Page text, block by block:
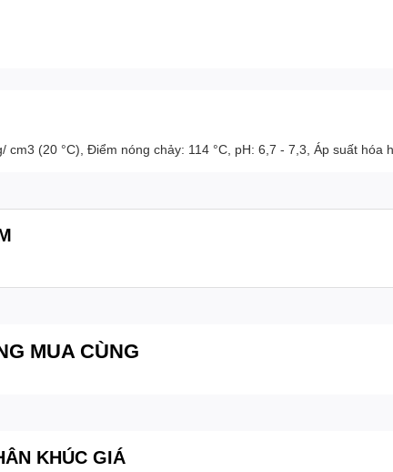
cm3 (20 °C), Điểm nóng chảy: 114 °C, pH: 6,7 - 7,3, Áp suất
MUA CÙNG
KHÚC GIÁ